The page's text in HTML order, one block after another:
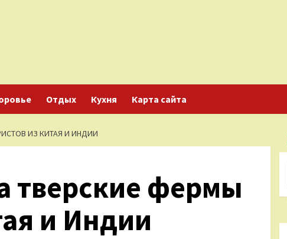
Отдых Кухня Карта сайта
ИЗ КИТАЯ И ИНДИИ
тверские фермы
и Индии